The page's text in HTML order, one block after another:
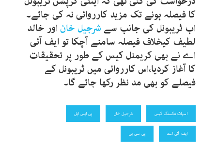
کا فیصلہ ہونے تک مزید کارروائی نہ کی جائے۔
اب ٹریبونل کی جانب سےشرجیل خاناور خالد
لطیف کیخلاف فیصلہ سامنے آچکا تو ایف آئی
اے نے بھی کریمنل کیس کے طور پر تحقیقات
کا آغاز کردیا،اس کارروائی میں ٹریبونل کے
فیصلے کو بھی مد نظر رکھا جائے گا۔
اسپاٹ فکسنگ کیس شرجیل خان پی ایس ایل
ایف آئی اے پی سی بی